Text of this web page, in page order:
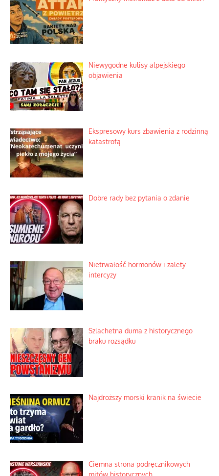
Niewygodne kulisy alpejskiego
objawienia
Ekspresowy kurs zbawienia z rodzinną
katastrofą
Dobre rady bez pytania o zdanie
Nietrwałość hormonów i zalety
intercyzy
Szlachetna duma z historycznego
braku rozsądku
Najdroższy morski kranik na świecie
Ciemna strona podręcznikowych
mitów historycznych